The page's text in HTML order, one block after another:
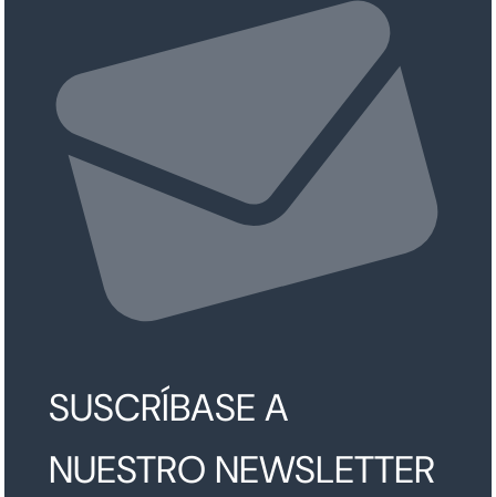
SUSCRÍBASE A
NUESTRO NEWSLETTER